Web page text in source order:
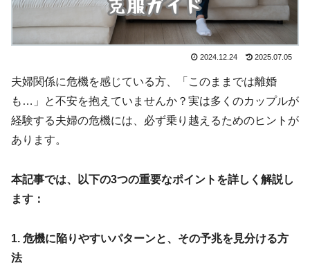
2024.12.24 2025.07.05
夫婦関係に危機を感じている方、「このままでは離婚
も…」と不安を抱えていませんか？実は多くのカップルが
経験する夫婦の危機には、必ず乗り越えるためのヒントが
あります。
本記事では、以下の3つの重要なポイントを詳しく解説し
ます：
1. 危機に陥りやすいパターンと、その予兆を見分ける方
法